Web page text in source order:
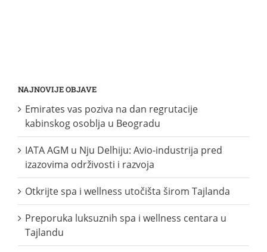
NAJNOVIJE OBJAVE
Emirates vas poziva na dan regrutacije
kabinskog osoblja u Beogradu
IATA AGM u Nju Delhiju: Avio-industrija pred
izazovima održivosti i razvoja
Otkrijte spa i wellness utočišta širom Tajlanda
Preporuka luksuznih spa i wellness centara u
Tajlandu